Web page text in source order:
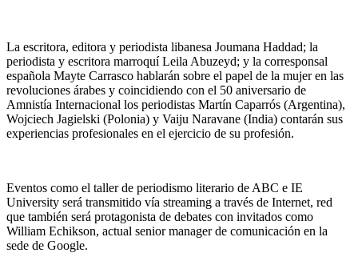
La escritora, editora y periodista libanesa Joumana Haddad; la
periodista y escritora marroquí Leila Abuzeyd; y la corresponsal
española Mayte Carrasco hablarán sobre el papel de la mujer en las
revoluciones árabes y coincidiendo con el 50 aniversario de
Amnistía Internacional los periodistas Martín Caparrós (Argentina),
Wojciech Jagielski (Polonia) y Vaiju Naravane (India) contarán sus
experiencias profesionales en el ejercicio de su profesión.
Eventos como el taller de periodismo literario de ABC e IE
University será transmitido vía streaming a través de Internet, red
que también será protagonista de debates con invitados como
William Echikson, actual senior manager de comunicación en la
sede de Google.